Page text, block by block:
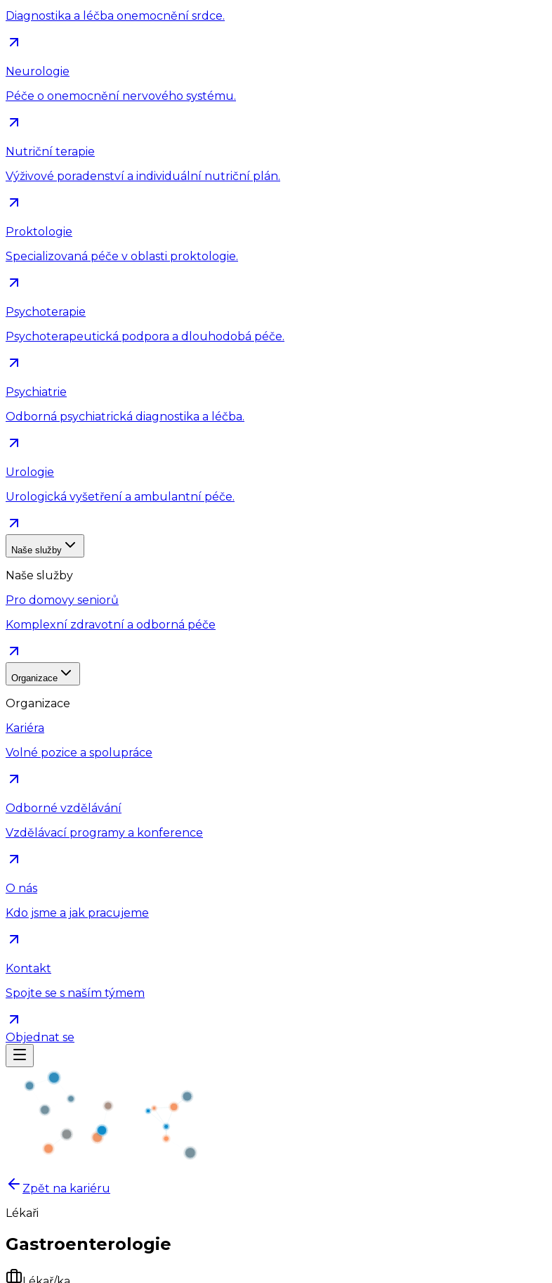
Diagnostika a léčba onemocnění srdce.
Neurologie
Péče o onemocnění nervového systému.
Nutriční terapie
Výživové poradenství a individuální nutriční plán.
Proktologie
Specializovaná péče v oblasti proktologie.
Psychoterapie
Psychoterapeutická podpora a dlouhodobá péče.
Psychiatrie
Odborná psychiatrická diagnostika a léčba.
Urologie
Urologická vyšetření a ambulantní péče.
Naše služby
Naše služby
Pro domovy seniorů
Komplexní zdravotní a odborná péče
Organizace
Organizace
Kariéra
Volné pozice a spolupráce
Odborné vzdělávání
Vzdělávací programy a konference
O nás
Kdo jsme a jak pracujeme
Kontakt
Spojte se s naším týmem
Objednat se
Zpět na kariéru
Lékaři
Gastroenterologie